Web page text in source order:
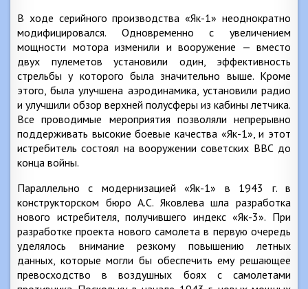
В ходе серийного производства «Як-1» неоднократно
модифицировался. Одновременно с увеличением
мощности мотора изменили и вооружение — вместо
двух пулеметов установили один, эффективность
стрельбы у которого была значительно выше. Кроме
этого, была улучшена аэродинамика, установили радио
и улучшили обзор верхней полусферы из кабины летчика.
Все проводимые мероприятия позволяли непрерывно
поддерживать высокие боевые качества «Як-1», и этот
истребитель состоял на вооружении советских ВВС до
конца войны.
Параллельно с модернизацией «Як-1» в 1943 г. в
конструкторском бюро А.С. Яковлева шла разработка
нового истребителя, получившего индекс «Як-3». При
разработке проекта нового самолета в первую очередь
уделялось внимание резкому повышению летных
данных, которые могли бы обеспечить ему решающее
превосходство в воздушных боях с самолетами